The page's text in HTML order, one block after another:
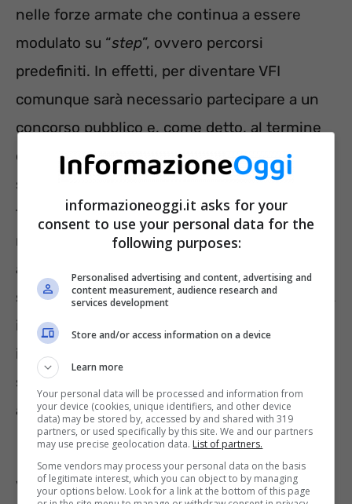
nelle forze armate che continua a essere
modulato su “step”, ovvero percorsi
predefiniti. In effetti, per diventare VFI
comunque sarà necessario partecipare a un
concorso pubblico e, come detto, al termine
di questa ferma iniziale ci sarà una ulteriore
selezione per l’immissione nella ferma
triennale. I volontari della ferma triennale
risultati idonei continueranno a essere
ammessi nei limiti dei posti disponibili a un
successivo periodo di ferma di 1 anno. Invece,
i vincitori VFT dopo i 3 anni saranno immessi
in automatico nei ruoli dei volontari in
servizio permanente: passando da volontario
a graduato.
Requisiti per accedere al ruolo
VFI
informazioneoggi.it asks for your
consent to use your personal data for the
following purposes:
Personalised advertising and content, advertising and
content measurement, audience research and
services development
Store and/or access information on a device
Learn more
Your personal data will be processed and information from
your device (cookies, unique identifiers, and other device
data) may be stored by, accessed by and shared with 319
partners, or used specifically by this site. We and our partners
may use precise geolocation data. List of partners.
Some vendors may process your personal data on the basis
of legitimate interest, which you can object to by managing
your options below. Look for a link at the bottom of this page